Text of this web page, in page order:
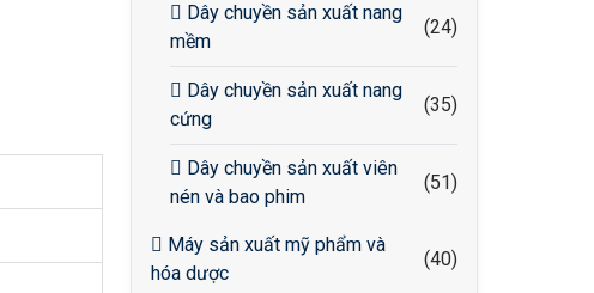
Dây chuyền sản xuất nang
mềm
(24)
Dây chuyền sản xuất nang
cứng
(35)
Dây chuyền sản xuất viên
nén và bao phim
(51)
Máy sản xuất mỹ phẩm và
hóa dược
(40)